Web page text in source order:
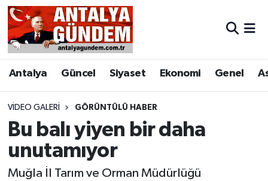
Antalya Güncel Siyaset Ekonomi Genel
VIDEO GALERI GÖRÜNTÜLÜ HABER
Bu balı yiyen bir daha
unutamıyor
Muğla İl Tarım ve Orman Müdürlüğü
Antalya
Asayiş
Bilim & Teknoloji
Bölge
EĞİTİM
Antalya Nöbetçi Eczaneler
Antalya Hava Durumu
Antalya Namaz Vakitleri
Antalya Trafik Yoğunluk Haritası
Süper Lig Puan Durumu ve Fikstür